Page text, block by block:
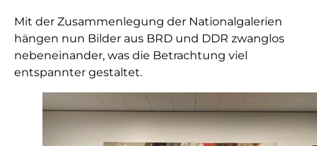
Mit der Zusammenlegung der Nationalgalerien
hängen nun Bilder aus BRD und DDR zwanglos
nebeneinander, was die Betrachtung viel
entspannter gestaltet.